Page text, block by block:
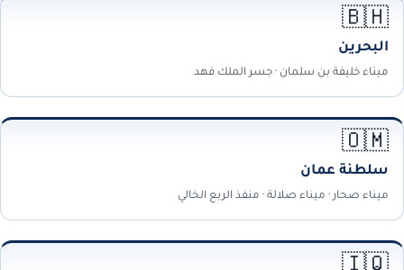
🇧🇭
البحرين
ميناء خليفة بن سلمان · جسر الملك فهد
🇴🇲
سلطنة عمان
ميناء صحار · ميناء صلالة · منفذ الربع الخالي